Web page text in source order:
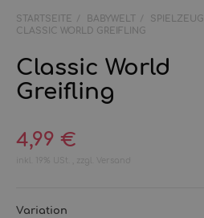
STARTSEITE BABYWELT
SPIELZEUG
CLASSIC WORLD GREIFLING
Classic World
Greifling
4,99 €
inkl. 19% USt. , zzgl. Versand
Variation